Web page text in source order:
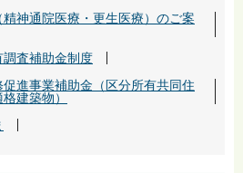
神通院医療・更生医療）のご案
査補助金制度
進事業補助金（区分所有共同住
建築物）